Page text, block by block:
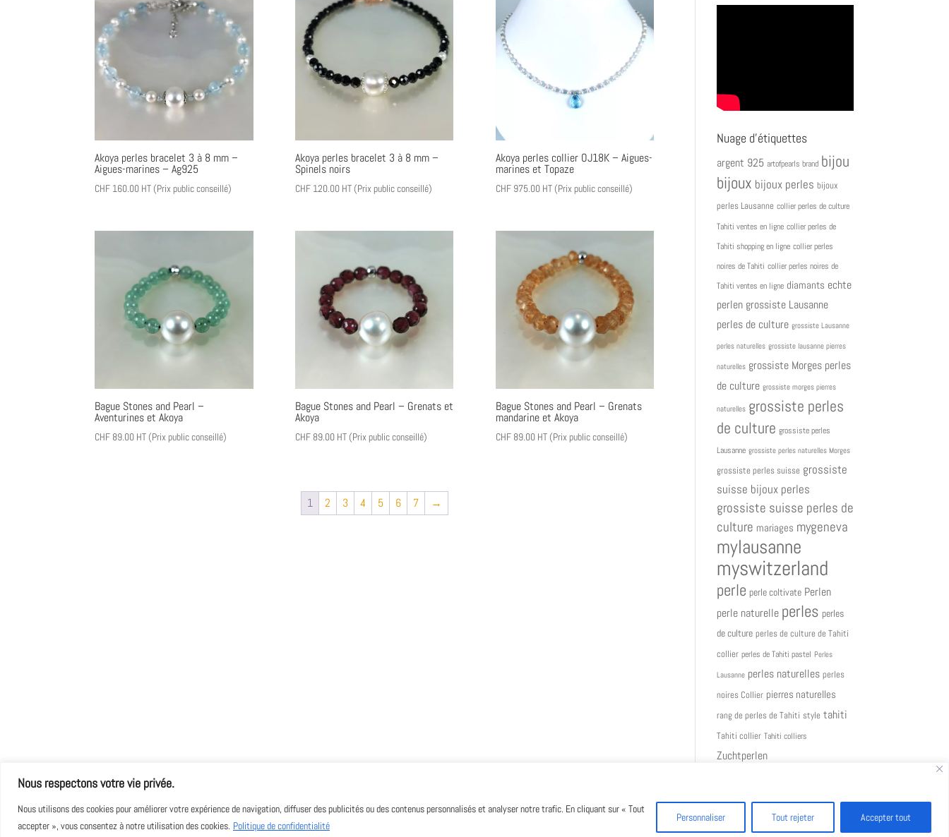
Nous respectons votre vie privée.
Nous utilisons des cookies pour améliorer votre expérience de navigation, diffuser des publicités ou des contenus personnalisés et analyser notre trafic. En cliquant sur « Tout
accepter », vous consentez à notre utilisation des cookies. Politique de confidentialité
Personnaliser Tout rejeter Accepter tout
Akoya perles bracelet 3 à 8 mm –
Aigues-marines – Ag925
CHF 160.00 HT (Prix public conseillé)
Akoya perles bracelet 3 à 8 mm –
Spinels noirs
CHF120.00 HT (Prix public conseillé)
Akoya perles collier OJ18K – Aigues-
marines et Topaze
CHF975.00 HT (Prix public conseillé)
Bague Stones and Pearl –
Aventurines et Akoya
CHF 89.00 HT (Prix public conseillé)
Bague Stones and Pearl – Grenats et
Akoya
CHF89.00 HT (Prix public conseillé)
Bague Stones and Pearl – Grenats
mandarine et Akoya
CHF89.00 HT (Prix public conseillé)
1 2 3 4 5 6 7 →
Nuage d’étiquettes
argent 925 artofpearls brand bijou
bijoux bijoux perles bijoux
perles Lausanne collier perles de culture
Tahiti ventes en ligne collier perles de
Tahiti shopping en ligne collier perles
noires de Tahiti collier perles noires de
Tahiti ventes en ligne diamants echte
perlen grossiste Lausanne
perles de culture grossiste Lausanne
perles naturelles grossiste lausanne pierres
naturelles grossiste Morges perles
de culture grossiste morges pierres
naturelles grossiste perles
de culture grossiste perles
Lausanne grossiste perles naturelles Morges
grossiste perles suisse grossiste
suisse bijoux perles
grossiste suisse perles de
culture mariages mygeneva
mylausanne
myswitzerland
perle perle coltivate Perlen
perle naturelle perles perles
de culture perles de culture de Tahiti
collier perles de Tahiti pastel Perles
Lausanne perles naturelles perles
noires Collier pierres naturelles
rang de perles de Tahiti style tahiti
Tahiti collier Tahiti colliers
Zuchtperlen
Copyright : Art Of Pearls - Design byMonde Digital